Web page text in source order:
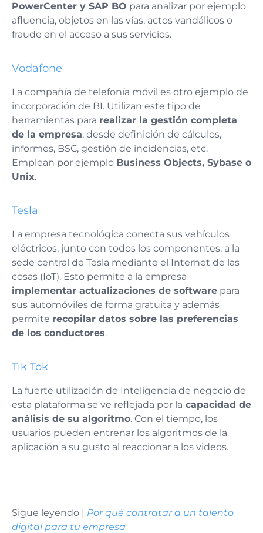
PowerCenter y SAP BO para analizar por ejemplo
afluencia, objetos en las vías, actos vandálicos o
fraude en el acceso a sus servicios.
Vodafone
La compañía de telefonía móvil es otro ejemplo de
incorporación de BI. Utilizan este tipo de
herramientas para realizar la gestión completa
de la empresa, desde definición de cálculos,
informes, BSC, gestión de incidencias, etc.
Emplean por ejemplo Business Objects, Sybase o
Unix.
Tesla
La empresa tecnológica conecta sus vehículos
eléctricos, junto con todos los componentes, a la
sede central de Tesla mediante el Internet de las
cosas (IoT). Esto permite a la empresa
implementar actualizaciones de software para
sus automóviles de forma gratuita y además
permite recopilar datos sobre las preferencias
de los conductores.
Tik Tok
La fuerte utilización de Inteligencia de negocio de
esta plataforma se ve reflejada por la capacidad de
análisis de su algoritmo. Con el tiempo, los
usuarios pueden entrenar los algoritmos de la
aplicación a su gusto al reaccionar a los videos.
Sigue leyendo | Por qué contratar a un talento
digital para tu empresa